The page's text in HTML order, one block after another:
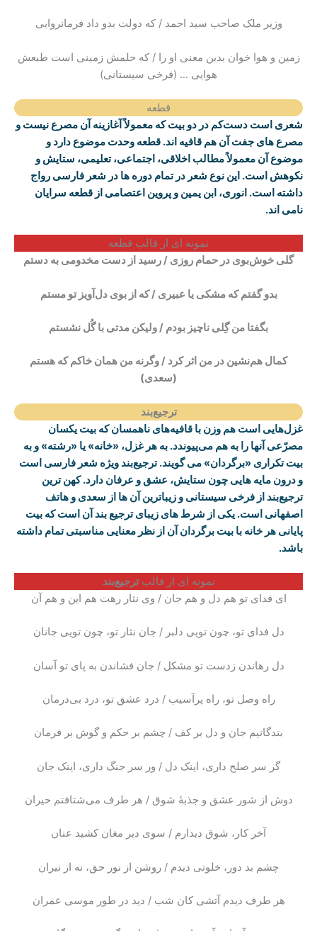
وزیر ملک صاحب سید احمد / که دولت بدو داد فرمانروایی
زمین و هوا خوان بدین معنی او را / که حلمش زمینی‌ است طبعش
هوایی … (فرخی سیستانی)
قطعه
شعری است دست‌کم در دو بیت که معمولاً آغازینه آن مصرع نیست و
مصرع های جفت آن هم قافیه اند. قطعه وحدت موضوع دارد و
موضوع آن معمولاً مطالب اخلاقی، اجتماعی، تعلیمی، ستایش و
نکوهش است. این نوع شعر در تمام دوره ها در شعر فارسی رواج
داشته است. انوری، ابن یمین و پروین اعتصامی از قطعه سرایان
نامی اند.
نمونه ای از قالب قطعه
گلی‌ خوش‌بوی‌ در حمام‌ روزی /رسید از دست‌ مخدومی‌ به‌ دستم‌
بدو گفتم‌ که‌ مشکی‌ یا عبیری /که‌ از بوی‌ دل‌آویز تو مستم‌
بگفتا من‌ گِلی‌ ناچیز بودم /ولیکن‌ مدتی‌ با گُل‌ نشستم‌
کمال‌ هم‌نشین‌ در من‌ اثر کرد /وگرنه‌ من‌ همان‌ خاکم‌ که‌ هستم
(سعدی)
ترجیع‌بند
غزل‌هایی است هم وزن با قافیه‌های ناهمسان که بیت یکسان
مصرّعی آنها را به هم می‌پیوندد. به هر غزل، «خانه» یا «رشته» و به
بیت تکراری «برگردان» می گویند. ترجیع‌بند ویژه شعر فارسی است
و درون مایه هایی چون ستایش، عشق و عرفان دارد. کهن ترین
ترجیع‌بند از فرخی سیستانی و زیباترین آن ها از سعدی و هاتف
اصفهانی است. یکی از شرط های زیبای ترجیع بند آن است که بیت
پایانی هر خانه با بیت برگردان آن از نظر معنایی مناسبتی تمام داشته
باشد.
نمونه ای از قالبترجیع‌بند
ای فدای تو هم دل و هم جان / وی نثار رهت هم این و هم آن
دل فدای تو، چون تویی دلبر / جان نثار تو، چون تویی جانان
دل رهاندن زدست تو مشکل / جان فشاندن به پای تو آسان
راه وصل تو، راه پرآسیب / درد عشق تو، درد بی‌درمان
بندگانیم جان و دل بر کف / چشم بر حکم و گوش بر فرمان
گر سر صلح داری، اینک دل / ور سر جنگ داری، اینک جان
دوش از شور عشق و جذبهٔ شوق / هر طرف می‌شتافتم حیران
آخر کار، شوق دیدارم / سوی دیر مغان کشید عنان
چشم بد دور، خلوتی دیدم / روشن از نور حق، نه از نیران
هر طرف دیدم آتشی کان شب / دید در طور موسی عمران